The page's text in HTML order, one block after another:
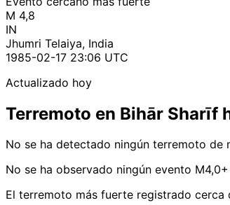
M 4,8
IN
Jhumri Telaiya, India
1985-02-17 23:06 UTC
Actualizado hoy
Terremoto en Bihār Sharīf
No se ha detectado ningún terremoto de
No se ha observado ningún evento
El terremoto más fuerte registrado cerca